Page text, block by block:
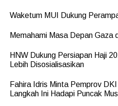
Waketum MUI Dukung
Memahami Masa Depan Gaza
HNW Dukung Persiapan Haji
Lebih Disosialisasikan
Fahira Idris Minta Pemprov
Langkah Ini Hadapi Puncak